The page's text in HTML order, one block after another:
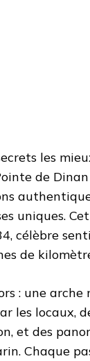
les
de
uniques.
célèbre
de
: une
les locaux,
et des
Chaque